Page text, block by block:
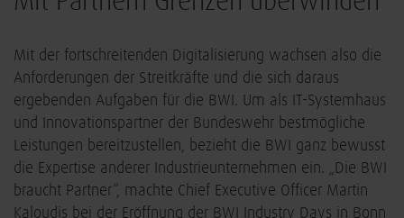
Mit der fortschreitenden Digitalisierung wachsen also die
Anforderungen der Streitkräfte und die sich daraus
ergebenden Aufgaben für die BWI. Um als IT-Systemhaus
und Innovationspartner der Bundeswehr bestmögliche
Leistungen bereitzustellen, bezieht die BWI ganz bewusst
die Expertise anderer Industrieunternehmen ein. „Die BWI
braucht Partner“, machte Chief Executive Officer Martin
Kaloudis bei der Eröffnung der BWI Industry Days in Bonn